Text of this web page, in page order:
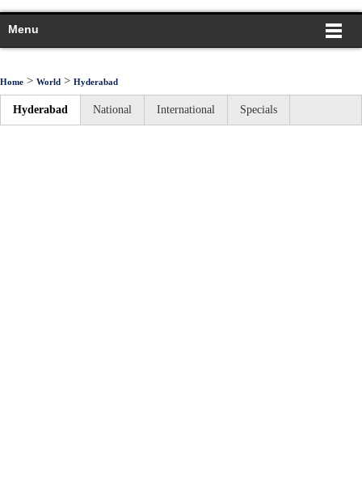
Menu
Home > World > Hyderabad
Hyderabad National International Specials